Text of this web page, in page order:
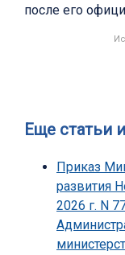
после его
Еще статьи
Приказ
развития
2026 г. N